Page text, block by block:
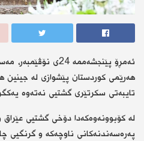
ئەمڕۆ پێنجشەممە 24ی
هەرێمی کوردستان پێشوازی لە جینین
تایبەتی سکرتێری گشتیی نەتەوە
لە کۆبوونەوەکەدا دۆخی گشتیی عێراق
پەرەسەندنەکانی ناوچەکە و گرنگیی